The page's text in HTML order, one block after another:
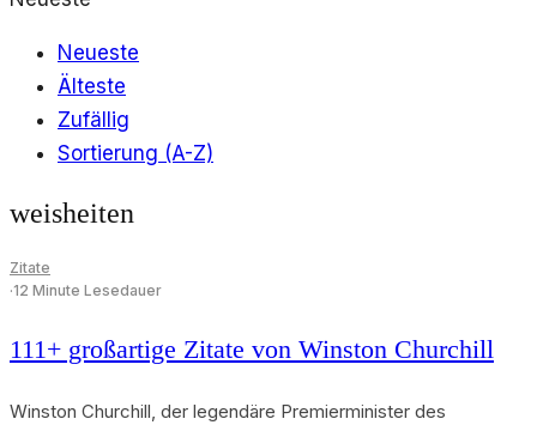
Neueste
Älteste
Zufällig
Sortierung (A-Z)
weisheiten
Zitate
·12 Minute Lesedauer
111+ großartige Zitate von Winston Churchill
Winston Churchill, der legendäre Premierminister des